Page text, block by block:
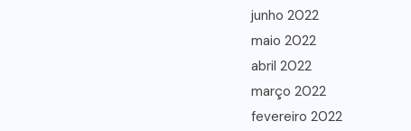
junho 2022
maio 2022
abril 2022
março 2022
fevereiro 2022